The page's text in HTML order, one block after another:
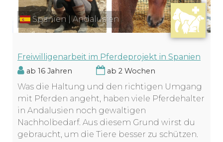
Spanien | Andalusien
Freiwilligenarbeit im Pferdeprojekt in Spanien
ab 16 Jahren ab 2 Wochen
Was die Haltung und den richtigen Umgang
mit Pferden angeht, haben viele Pferdehalter
in Andalusien noch gewaltigen
Nachholbedarf. Aus diesem Grund wirst du
gebraucht, um die Tiere besser zu schützen.